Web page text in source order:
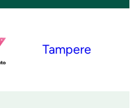
Tampere